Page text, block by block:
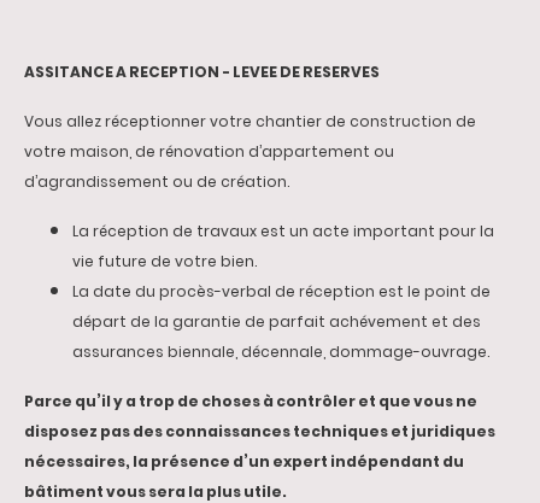
ASSITANCE A RECEPTION - LEVEE DE RESERVES
Vous allez réceptionner votre chantier de construction de
votre maison, de rénovation d’appartement ou
d’agrandissement ou de création.
La réception de travaux est un acte important pour la
vie future de votre bien.
La date du procès-verbal de réception est le point de
départ de la garantie de parfait achévement et des
assurances biennale, décennale, dommage-ouvrage.
Parce qu’il y a trop de choses à contrôler et que vous ne
disposez pas des connaissances techniques et juridiques
nécessaires, la présence d’un expert indépendant du
bâtiment vous sera la plus utile.